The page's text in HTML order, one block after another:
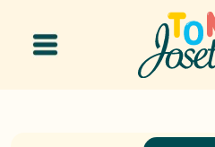
Panneau de gestion des cookies